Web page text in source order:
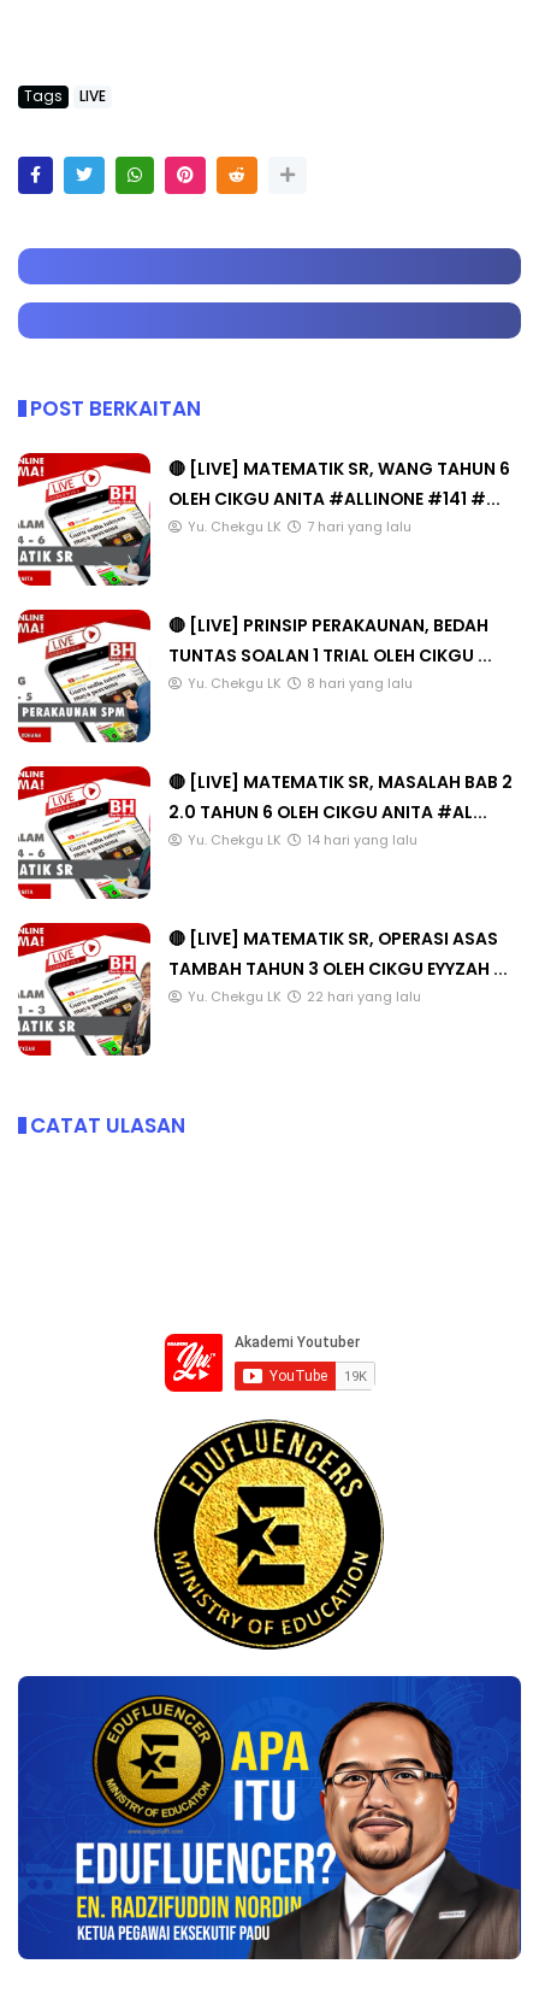
Tags LIVE
POST BERKAITAN
🔴 [LIVE] MATEMATIK SR, WANG TAHUN 6
OLEH CIKGU ANITA #ALLINONE #141 #...
Yu. Chekgu LK 7 hari yang lalu
🔴 [LIVE] PRINSIP PERAKAUNAN, BEDAH
TUNTAS SOALAN 1 TRIAL OLEH CIKGU ...
Yu. Chekgu LK 8 hari yang lalu
🔴 [LIVE] MATEMATIK SR, MASALAH BAB 2
2.0 TAHUN 6 OLEH CIKGU ANITA #AL...
Yu. Chekgu LK 14 hari yang lalu
🔴 [LIVE] MATEMATIK SR, OPERASI ASAS
TAMBAH TAHUN 3 OLEH CIKGU EYYZAH ...
Yu. Chekgu LK 22 hari yang lalu
CATAT ULASAN